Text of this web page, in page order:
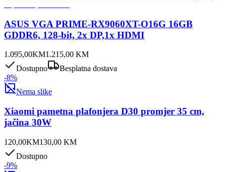
ASUS VGA PRIME-RX9060XT-O16G 16GB
GDDR6, 128-bit, 2x DP,1x HDMI
1.095,00KM1.215,00 KM
Dostupno
Besplatna dostava
-8%
Nema slike
Xiaomi pametna plafonjera D30 promjer 35 cm,
jačina 30W
120,00KM130,00 KM
Dostupno
-9%